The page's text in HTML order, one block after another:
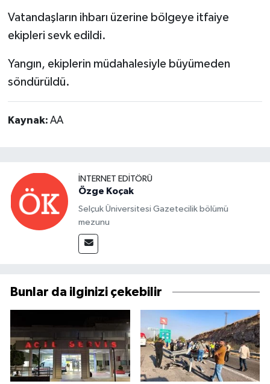
Vatandaşların ihbarı üzerine bölgeye itfaiye
ekipleri sevk edildi.
Yangın, ekiplerin müdahalesiyle büyümeden
söndürüldü.
Kaynak: AA
İNTERNET EDITÖRÜ
Özge Koçak
Selçuk Üniversitesi Gazetecilik bölümü
mezunu
Bunlar da ilginizi çekebilir